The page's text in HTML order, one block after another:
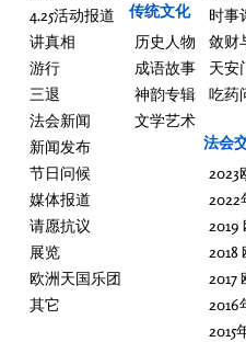
4.25活动报道
讲真相
游行
三退
法会新闻
新闻发布
节日问候
媒体报道
请愿抗议
展览
欧洲天国乐团
其它
传统文化
历史人物
成语故事
神韵专辑
文学艺术
时事
敛财
天安
吃药
法会
2019
2018
2017
2015